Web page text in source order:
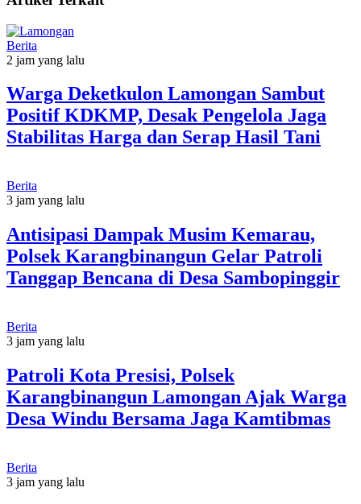
Berita
2 jam yang lalu
Warga Deketkulon Lamongan Sambut
Positif KDKMP, Desak Pengelola Jaga
Stabilitas Harga dan Serap Hasil Tani
Berita
3 jam yang lalu
Antisipasi Dampak Musim Kemarau,
Polsek Karangbinangun Gelar Patroli
Tanggap Bencana di Desa Sambopinggir
Berita
3 jam yang lalu
Patroli Kota Presisi, Polsek
Karangbinangun Lamongan Ajak Warga
Desa Windu Bersama Jaga Kamtibmas
Berita
3 jam yang lalu